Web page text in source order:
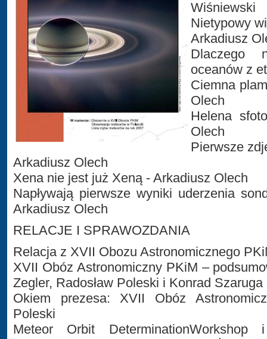
Wiśniewski
Nietypowy
Arkadiusz
Dlaczego
oceanów z
Ciemna
Olech
Helena
Olech
Pierwsze
Arkadiusz Olech
Xena nie jest już Xeną - Arkadiusz Olech
Napływają pierwsze wyniki uderzenia
Arkadiusz Olech
RELACJE I SPRAWOZDANIA
Relacja z XVII Obozu Astronomicznego
XVII Obóz Astronomiczny PKiM –
Zegler, Radosław Poleski i Konrad Szaruga
Okiem prezesa: XVII Obóz
Poleski
Meteor Orbit DeterminationWorkshop